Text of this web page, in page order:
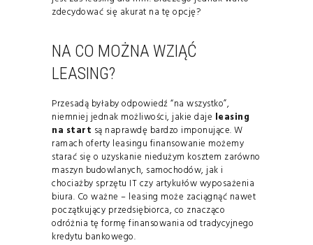
zdecydować się akurat na tę opcję?
NA CO MOŻNA WZIĄĆ
LEASING?
Przesadą byłaby odpowiedź “na wszystko”,
niemniej jednak możliwości, jakie daje leasing
na start są naprawdę bardzo imponujące. W
ramach oferty leasingu finansowanie możemy
starać się o uzyskanie niedużym kosztem zarówno
maszyn budowlanych, samochodów, jak i
chociażby sprzętu IT czy artykułów wyposażenia
biura. Co ważne – leasing może zaciągnąć nawet
początkujący przedsiębiorca, co znacząco
odróżnia tę formę finansowania od tradycyjnego
kredytu bankowego.